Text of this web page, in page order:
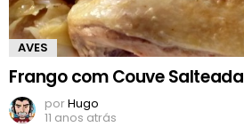
AVES
Frango com Couve Salteada
porHugo
11 anos atrás